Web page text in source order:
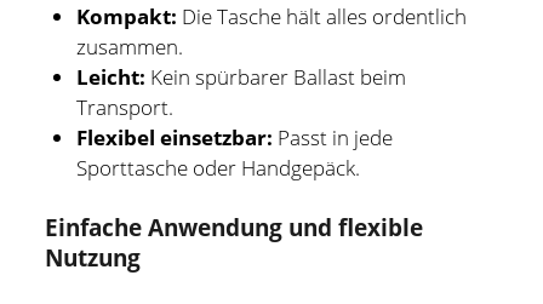
Kompakt: Die Tasche hält alles ordentlich
zusammen.
Leicht: Kein spürbarer Ballast beim
Transport.
Flexibel einsetzbar: Passt in jede
Sporttasche oder Handgepäck.
Einfache Anwendung und flexible
Nutzung